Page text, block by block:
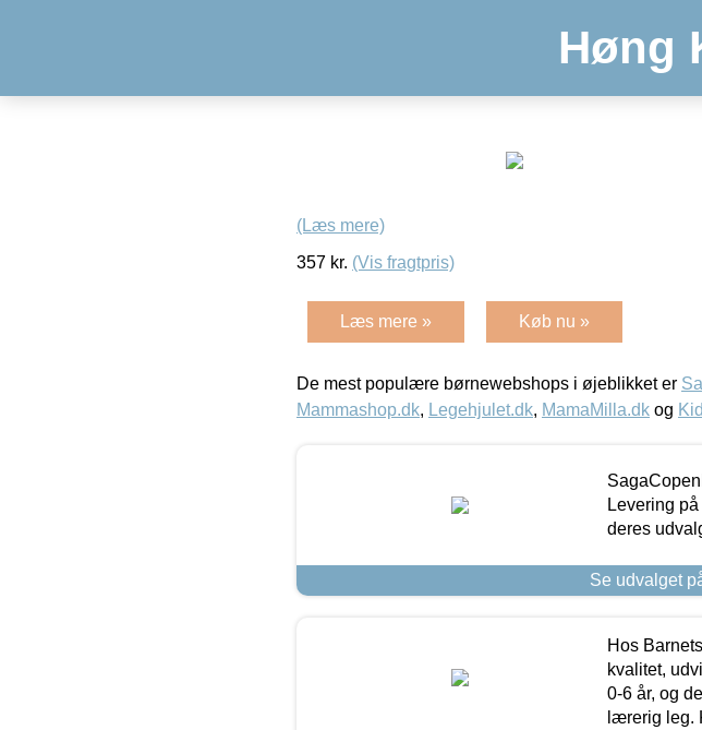
Høng
(Læs mere)
357 kr. (Vis fragtpris)
Læs mere » Køb nu »
De mest populære børnewebshops i øjeblikket er
Mammashop.dk, Legehjulet.dk, MamaMilla.dk og
Levering
deres
Se udvalget
Hos
kvalitet,
0-6 år, og
lærerig leg.